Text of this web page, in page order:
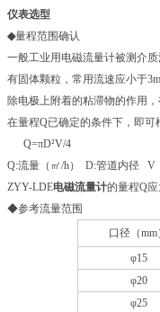
仪表选型
◆量程范围确认
一般工业用电磁流量计被测介
有固体颗粒，常用流速应小于
除电极上附着的粘滞物的作用
在量程Q已确定的条件下，即
Q=πD²V/4
Q:流量（㎡/h） D:管道内径 V
ZYY-LDE电磁流量计的量程Q
◆参考流量范围
口径（mm
φ15
φ20
φ25